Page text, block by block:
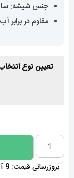
جنس شیشه:
مقاوم در برابر آب
تعیین نوع
ساعت
ست
مردانه
بروزرسانی قیمت: 9 آگوست 2026